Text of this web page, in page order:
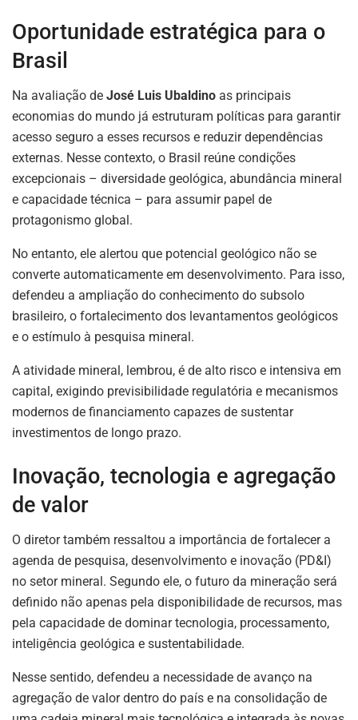
Oportunidade estratégica para o
Brasil
Na avaliação de José Luis Ubaldino as principais
economias do mundo já estruturam políticas para garantir
acesso seguro a esses recursos e reduzir dependências
externas. Nesse contexto, o Brasil reúne condições
excepcionais – diversidade geológica, abundância mineral
e capacidade técnica – para assumir papel de
protagonismo global.
No entanto, ele alertou que potencial geológico não se
converte automaticamente em desenvolvimento. Para isso,
defendeu a ampliação do conhecimento do subsolo
brasileiro, o fortalecimento dos levantamentos geológicos
e o estímulo à pesquisa mineral.
A atividade mineral, lembrou, é de alto risco e intensiva em
capital, exigindo previsibilidade regulatória e mecanismos
modernos de financiamento capazes de sustentar
investimentos de longo prazo.
Inovação, tecnologia e agregação
de valor
O diretor também ressaltou a importância de fortalecer a
agenda de pesquisa, desenvolvimento e inovação (PD&I)
no setor mineral. Segundo ele, o futuro da mineração será
definido não apenas pela disponibilidade de recursos, mas
pela capacidade de dominar tecnologia, processamento,
inteligência geológica e sustentabilidade.
Nesse sentido, defendeu a necessidade de avanço na
agregação de valor dentro do país e na consolidação de
NEWSLETTER
Fique atualizado com as últimas
brasileiro.